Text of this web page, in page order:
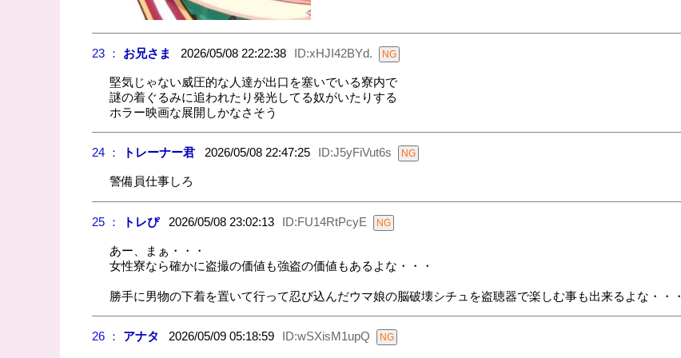
23 ： お兄さま 2026/05/08 22:22:38 ID:xHJI42BYd.
堅気じゃない威圧的な人達が出口を塞いでいる寮内で
謎の着ぐるみに追われたり発光してる奴がいたりする
ホラー映画な展開しかなさそう
24 ： トレーナー君2026/05/08 22:47:25 ID:J5yFiVut6s
警備員仕事しろ
25 ： トレぴ2026/05/08 23:02:13 ID:FU14RtPcyE
あー、まぁ・・・
女性寮なら確かに盗撮の価値も強盗の価値もあるよな・・・
勝手に男物の下着を置いて行って忍び込んだウマ娘の脳破壊シチュを盗聴器で楽しむ事も出来るよな・・・
26 ： アナタ 2026/05/09 05:18:59 ID:wSXisM1upQ